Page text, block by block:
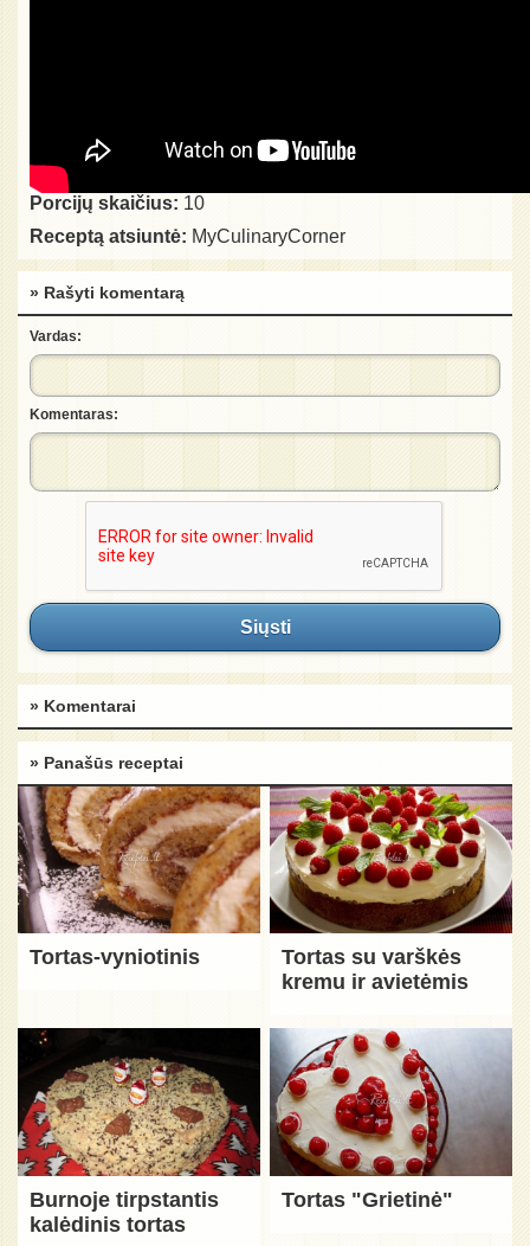
Porcijų skaičius: 10
Receptą atsiuntė: MyCulinaryCorner
» Rašyti komentarą
Vardas:
Komentaras:
Siųsti
» Komentarai
» Panašūs receptai
Tortas-vyniotinis
Tortas su varškės
kremu ir avietėmis
Burnoje tirpstantis
kalėdinis tortas
Tortas "Grietinė"